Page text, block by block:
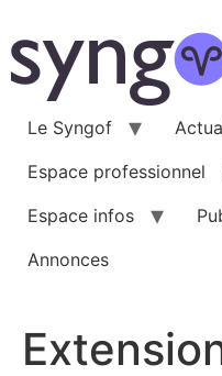
au
contenu
Le Syngof
Espace professionnel
Espace infos
Annonces